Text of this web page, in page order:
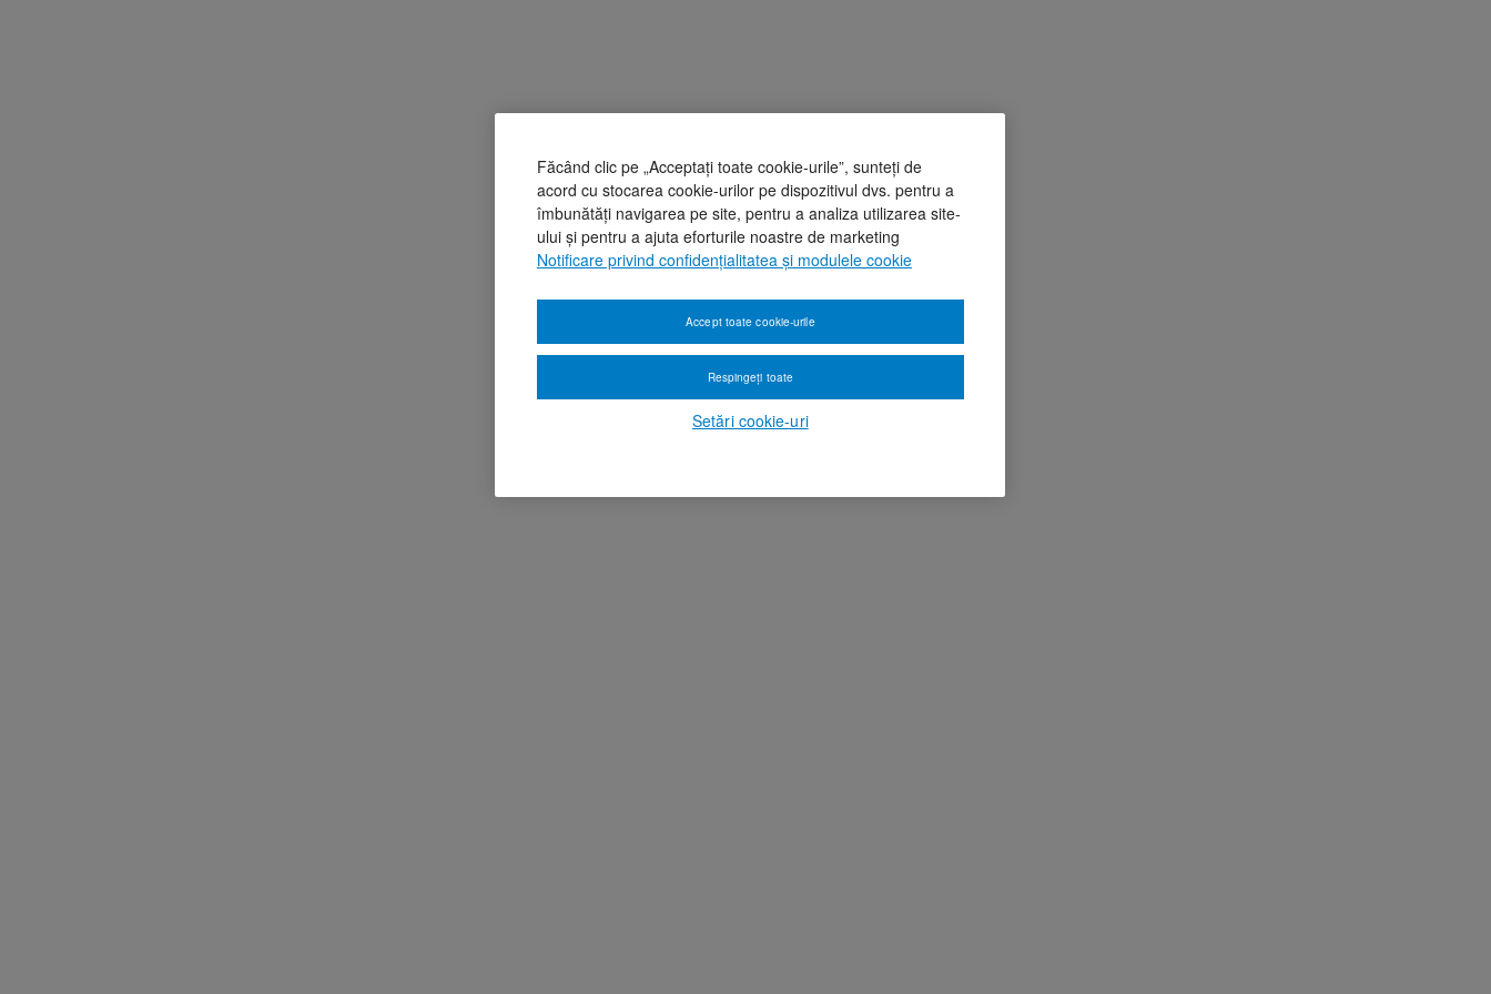
Făcând clic pe „Acceptați toate cookie-urile”, sunteți de
acord cu stocarea cookie-urilor pe dispozitivul dvs. pentru a
îmbunătăți navigarea pe site, pentru a analiza utilizarea site-
ului și pentru a ajuta eforturile noastre de marketing
Notificare privind confidențialitatea și modulele cookie
Setări cookie-uri
Respingeți toate
Accept toate cookie-urile